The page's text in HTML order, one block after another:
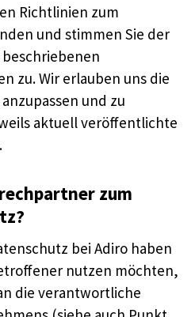
Richtlinien zum
und stimmen Sie der
zu. Wir erlauben uns die
und zu
aktuell veröffentlichte
zum
bei Adiro haben
nutzen möchten,
die verantwortliche